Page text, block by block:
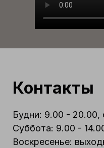
Контакты
Будни: 9.00 - 20.00,
Суббота: 9.00 -
Воскресенье: